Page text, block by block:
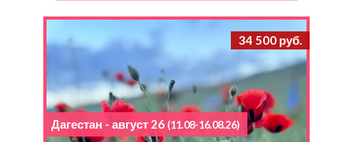
34 500 руб.
Дагестан - август 26 (11.08-16.08.26)